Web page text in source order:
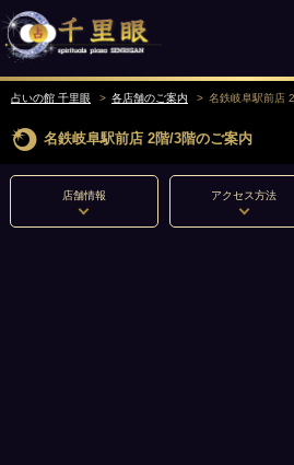
占いの館 千里眼 各店舗のご案内 名鉄岐阜駅前店
名鉄岐阜駅前店 2階/3階のご案内
店舗情報 アクセス方法